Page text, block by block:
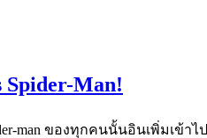
Man!
man ของทุกคนนั้นอินเพิ่มเข้าไป